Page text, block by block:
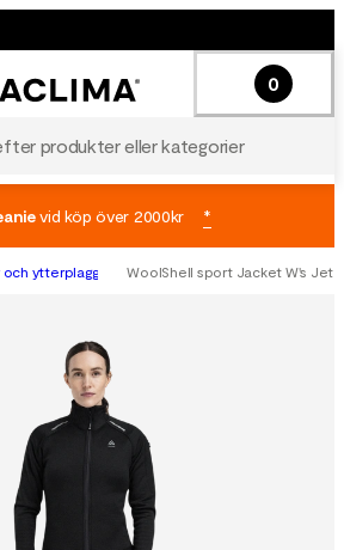
produkter eller kategorier
0
vid köp över 2000kr *
och ytterplagg WoolShell sport Jacket W's Jet